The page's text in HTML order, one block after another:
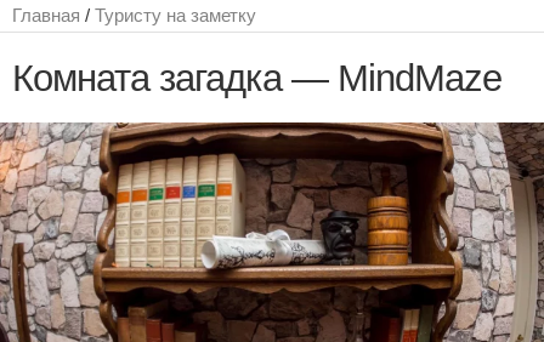
Главная / Туристу на заметку
Комната загадка — MindMaze